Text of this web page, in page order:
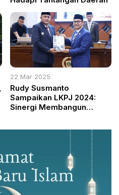
22 Mar 2025
Rudy Susmanto
Sampaikan LKPJ 2024:
Sinergi Membangun